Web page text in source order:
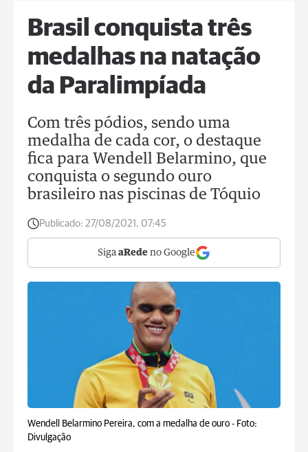
Brasil conquista três
medalhas na natação
da Paralimpíada
Com três pódios, sendo uma
medalha de cada cor, o destaque
fica para Wendell Belarmino, que
conquista o segundo ouro
brasileiro nas piscinas de Tóquio
Publicado: 27/08/2021, 07:45
Siga aRede no Google
Wendell Belarmino Pereira, com a medalha de ouro - Foto:
Divulgação